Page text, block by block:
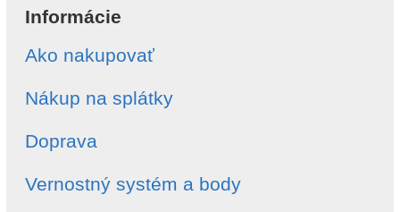
Informácie
Ako nakupovať
Nákup na splátky
Doprava
Vernostný systém a body